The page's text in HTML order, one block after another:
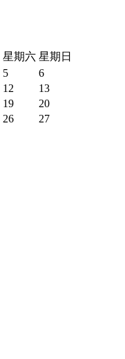
星期六 星期日
5
6
12
13
19
20
26
27